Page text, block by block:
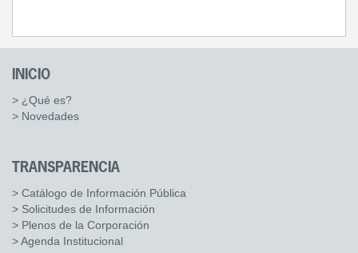
INICIO
> ¿Qué es?
> Novedades
TRANSPARENCIA
> Catálogo de Información Pública
> Solicitudes de Información
> Plenos de la Corporación
> Agenda Institucional